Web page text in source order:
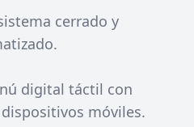
cerrado y
digital táctil con
móviles.